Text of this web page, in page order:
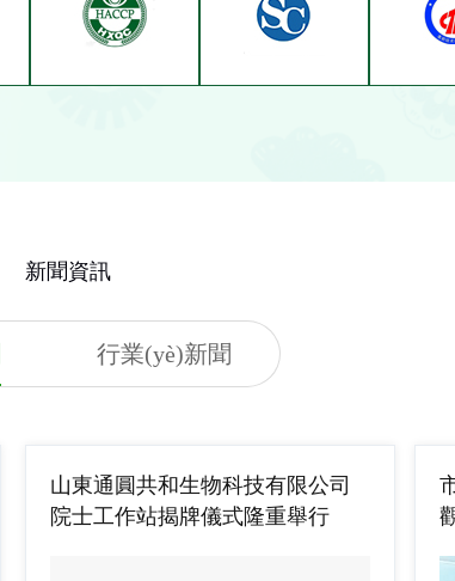
新聞資訊
行業(yè)新聞
山東通圓共和生物科技有限公司
院士工作站揭牌儀式隆重舉行